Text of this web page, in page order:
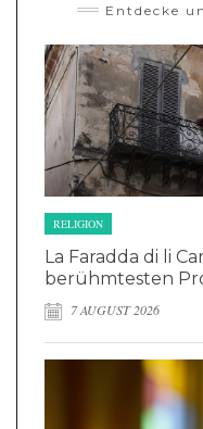
Entdecke
RELIGION
La Faradda di li
berühmtesten
7 AUGUST 2026